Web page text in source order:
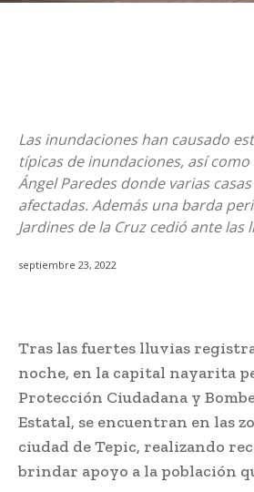
Las inundaciones han causado
típicas de inundaciones, así
Ángel Paredes donde varias
afectadas. Además una barda
Jardines de la Cruz cedió ante las
septiembre 23, 2022
Tras las fuertes lluvias
noche, en la capital nayarita
Protección Ciudadana y
Estatal, se encuentran en las
ciudad de Tepic, realizando
brindar apoyo a la población